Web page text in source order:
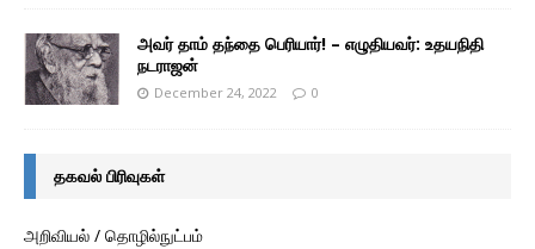
அவர் தாம் தந்தை பெரியார்! – எழுதியவர்: உதயநிதி
நடராஜன்
December 24, 2022 0
தகவல் பிரிவுகள்
அறிவியல் / தொழில்நுட்பம்